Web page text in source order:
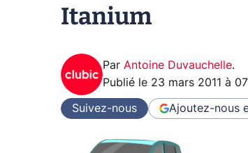
Itanium
Par Antoine Duvauchelle.
Publié le 23 mars 2011 à
Suivez-nous Ajoutez-nous